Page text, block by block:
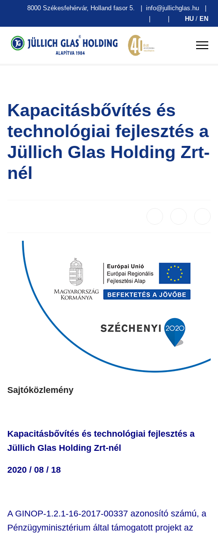
8000 Székesfehérvár, Holland fasor 5. info@jullichglas.hu
HU / EN
Kapacitásbővítés és
technológiai fejlesztés a
Jüllich Glas Holding Zrt-
nél
Sajtóközlemény
Kapacitásbővítés és technológiai fejlesztés a
Jüllich Glas Holding Zrt-nél
2020 / 08 / 18
A GINOP-1.2.1-16-2017-00337 azonosító számú, a
Pénzügyminisztérium által támogatott projekt az